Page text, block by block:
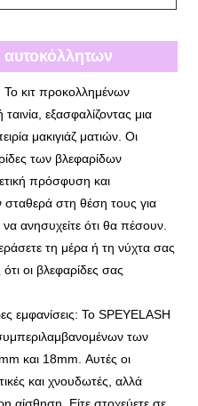
αυτοκόλλητων
κιτ προκολλημένων
εξασφαλίζοντας μια
μακιγιάζ ματιών. Οι
των βλεφαρίδων
πρόσφυση και
στη θέση τους για
ανησυχείτε ότι θα πέσουν.
τη μέρα ή τη νύχτα σας
οι βλεφαρίδες σας
εμφανίσεις: Το SPEYELASH
των
και 18mm. Αυτές οι
και χνουδωτές, αλλά